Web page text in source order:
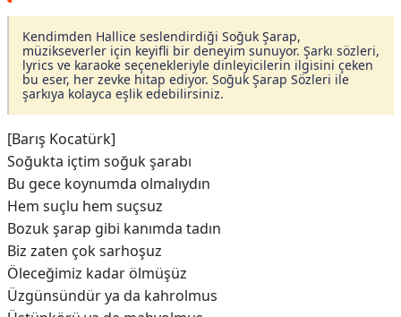
Kendimden Hallice seslendirdiği Soğuk Şarap,
müzikseverler için keyifli bir deneyim sunuyor. Şarkı sözleri,
lyrics ve karaoke seçenekleriyle dinleyicilerin ilgisini çeken
bu eser, her zevke hitap ediyor. Soğuk Şarap Sözleri ile
şarkıya kolayca eşlik edebilirsiniz.
[Barış Kocatürk]
Soğukta içtim soğuk şarabı
Bu gece koynumda olmalıydın
Hem suçlu hem suçsuz
Bozuk şarap gibi kanımda tadın
Biz zaten çok sarhoşuz
Öleceğimiz kadar ölmüşüz
Üzgünsündür ya da kahrolmus